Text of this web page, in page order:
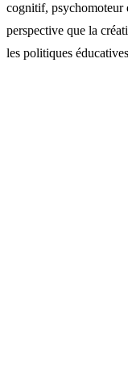
cognitif, psychomoteur
perspective que la
les politiques